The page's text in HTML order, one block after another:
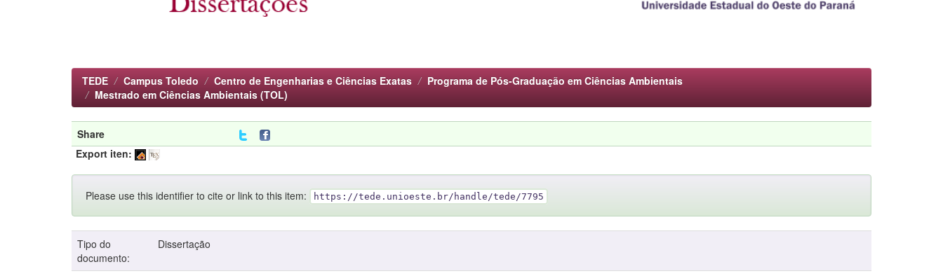
TEDE Campus Toledo Centro de Engenharias e Ciências Exatas
Programa de Pós-Graduação em Ciências Ambientais
Mestrado em Ciências Ambientais (TOL)
Share
Export iten:
Please use this identifier to cite or link to this item: https://tede.unioeste.br/handle/tede/7795
Tipo do
documento:
Dissertação